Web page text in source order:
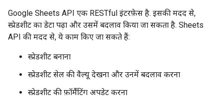
Google Sheets API एक RESTful इंटरफ़ेस है. इसकी मदद से,
स्प्रेडशीट का डेटा पढ़ा और उसमें बदलाव किया जा सकता है. Sheets
API की मदद से, ये काम किए जा सकते हैं:
स्प्रेडशीट बनाना
स्प्रेडशीट सेल की वैल्यू देखना और उनमें बदलाव करना
स्प्रेडशीट की फ़ॉर्मैटिंग अपडेट करना